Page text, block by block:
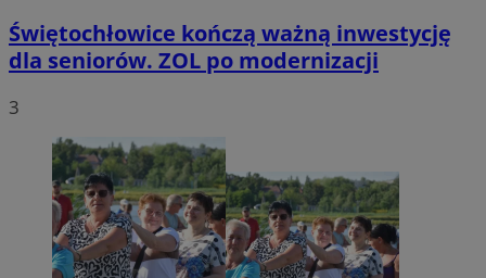
Świętochłowice kończą ważną inwestycję
dla seniorów. ZOL po modernizacji
3